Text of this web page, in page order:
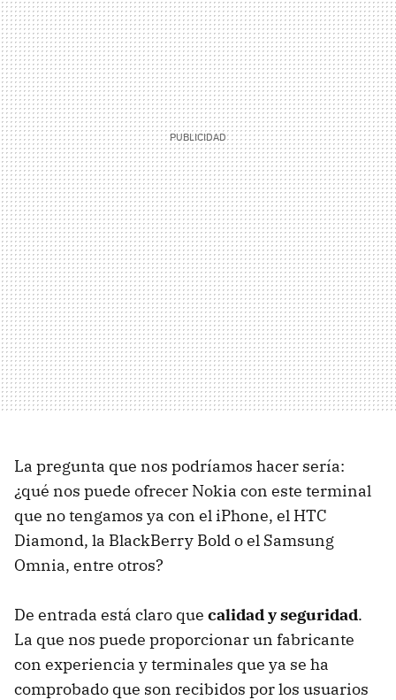
La pregunta que nos podríamos hacer sería:
¿qué nos puede ofrecer Nokia con este terminal
que no tengamos ya con el iPhone, el HTC
Diamond, la BlackBerry Bold o el Samsung
Omnia, entre otros?
De entrada está claro que calidad y seguridad.
La que nos puede proporcionar un fabricante
con experiencia y terminales que ya se ha
comprobado que son recibidos por los usuarios